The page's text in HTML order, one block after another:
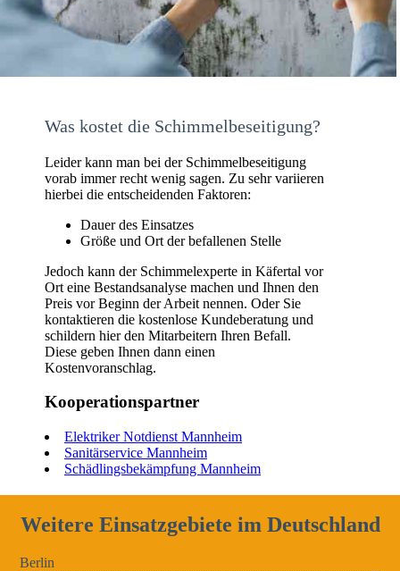
Was kostet die Schimmelbeseitigung?
Leider kann man bei der Schimmelbeseitigung
vorab immer recht wenig sagen. Zu sehr variieren
hierbei die entscheidenden Faktoren:
Dauer des Einsatzes
Größe und Ort der befallenen Stelle
Jedoch kann der Schimmelexperte in Käfertal vor
Ort eine Bestandsanalyse machen und Ihnen den
Preis vor Beginn der Arbeit nennen. Oder Sie
kontaktieren die kostenlose Kundeberatung und
schildern hier den Mitarbeitern Ihren Befall.
Diese geben Ihnen dann einen
Kostenvoranschlag.
Kooperationspartner
Elektriker Notdienst Mannheim
Sanitärservice Mannheim
Schädlingsbekämpfung Mannheim
Weitere Einsatzgebiete im Deutschland
Berlin